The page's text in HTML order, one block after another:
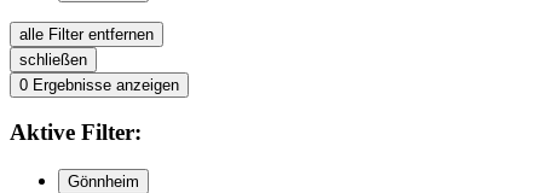
alle Filter entfernen
schließen
0 Ergebnisse anzeigen
Aktive Filter:
Gönnheim